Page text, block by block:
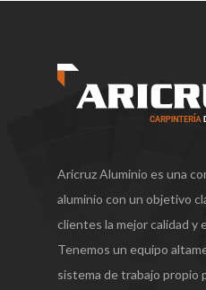
Aricruz Aluminio es una
aluminio con un objetivo
clientes la mejor calidad y
Tenemos un equipo
sistema de trabajo propio